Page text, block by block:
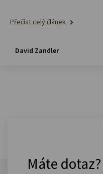
Přečíst celý článek
David Zandler
Máte